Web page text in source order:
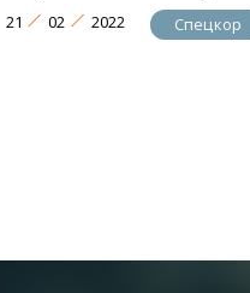
21 02 2022 Спецкор